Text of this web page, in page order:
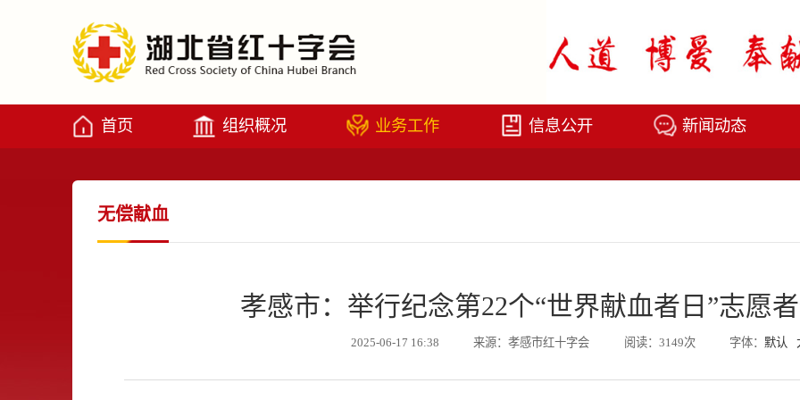
首页 组织概况 业务工作 信息公开 新闻动态
无偿献血
孝感市：举行纪念第22个“世界献血者日”志愿
2025-06-17 16:38 来源：孝感市红十字会 阅读：3149次 字体：默认